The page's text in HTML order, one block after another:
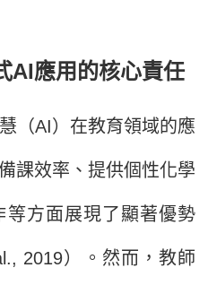
AI應用的核心責任
AI）在教育領域的應
課效率、提供個性化學
方面展現了顯著優勢
2019）。然而，教師